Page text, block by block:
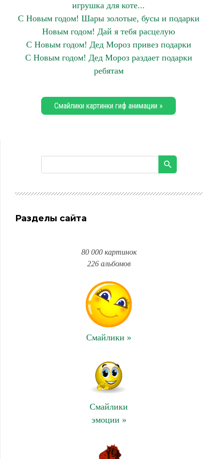
игрушка для коте...
С Новым годом! Шары золотые, бусы и подарки
Новым годом! Дай я тебя расцелую
С Новым годом! Дед Мороз привез подарки
С Новым годом! Дед Мороз раздает подарки
ребятам
Смайлики картинки гиф анимации »
Разделы сайта
80 000 картинок
226 альбомов
Смайлики »
Смайлики
эмоции »